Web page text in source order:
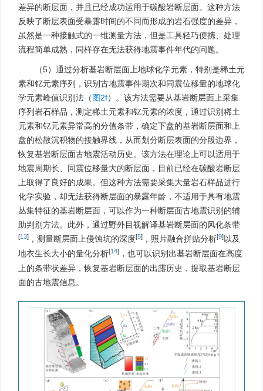
差异的断层面，并且已经成功运用于碳酸岩断层面。这种方法
反映了断层表面受暴露时间的不同而形成的岩石强度的差异，
虽然是一种接触式的一维测量方法，但是工具轻巧便携、处理
流程简单成熟，同样存在无法获得地震事件年代的问题。
（5）通过分析基岩断层面上地球化学元素，特别是稀土元
素和钇元素序列，识别古地震事件期次和同震位移量的地球化
学元素峰值识别法（图2f）。该方法需要从基岩断层面上采集
序列岩石样品，测定稀土元素和钇元素的浓度，通过识别稀土
元素和钇元素异常高的分值条带，确定下盘的基岩断层面和上
盘的松散沉积物的接触界线，从而划分断层表面的分段边界，
恢复基岩断层面古地震活动历史。该方法在理论上可以适用于
地震周期长、同震位移量大的断层面，目前已经在碳酸岩断层
上取得了良好的成果。但这种方法需要采集大量岩石样品进行
化学实验，却无法获得断层面的暴露年龄，不适用于具有地震
丛集特征的基岩断层面，可以作为一种断层面古地震识别的辅
助判别方法。此外，通过野外目视解译基岩断层面的风化条带
[13] ，测量断层面上侵蚀坑的深度[5] ，照片融合拼贴分析[9] 以及
地衣生长大小的量化分析[14] ，也可以识别出基岩断层面在高度
上的条带状差异，恢复基岩断层面的出露历史，提取基岩断层
面的古地震信息。